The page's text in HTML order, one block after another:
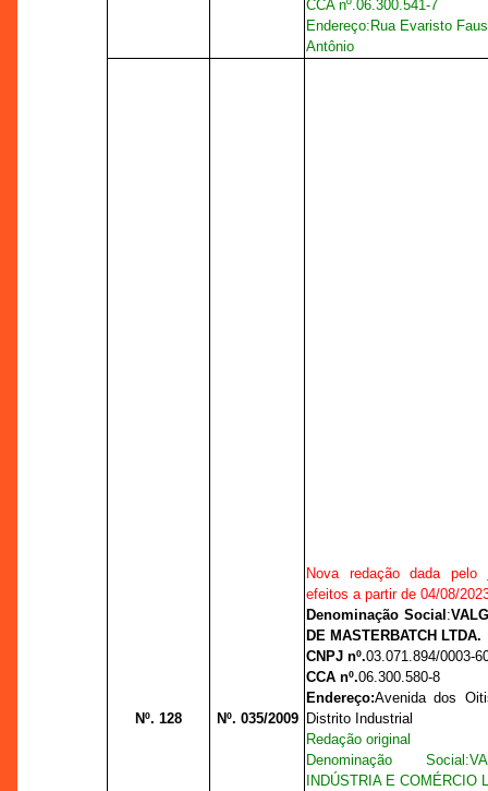
CCA nº.06.300.541-7
Endereço: Rua Evaristo
Antônio
Nº. 128 Nº. 035/2009
Nova redação dada pelo
efeitos a partir de 04/08/
Denominação Social :
DE MASTERBATCH LTDA.
CNPJ nº.03.071.894/0003-
CCA nº.06.300.580-8
Endereço:Avenida dos
Distrito Industrial
Redação original
Denominação Social :
INDÚSTRIA E COMÉRCIO